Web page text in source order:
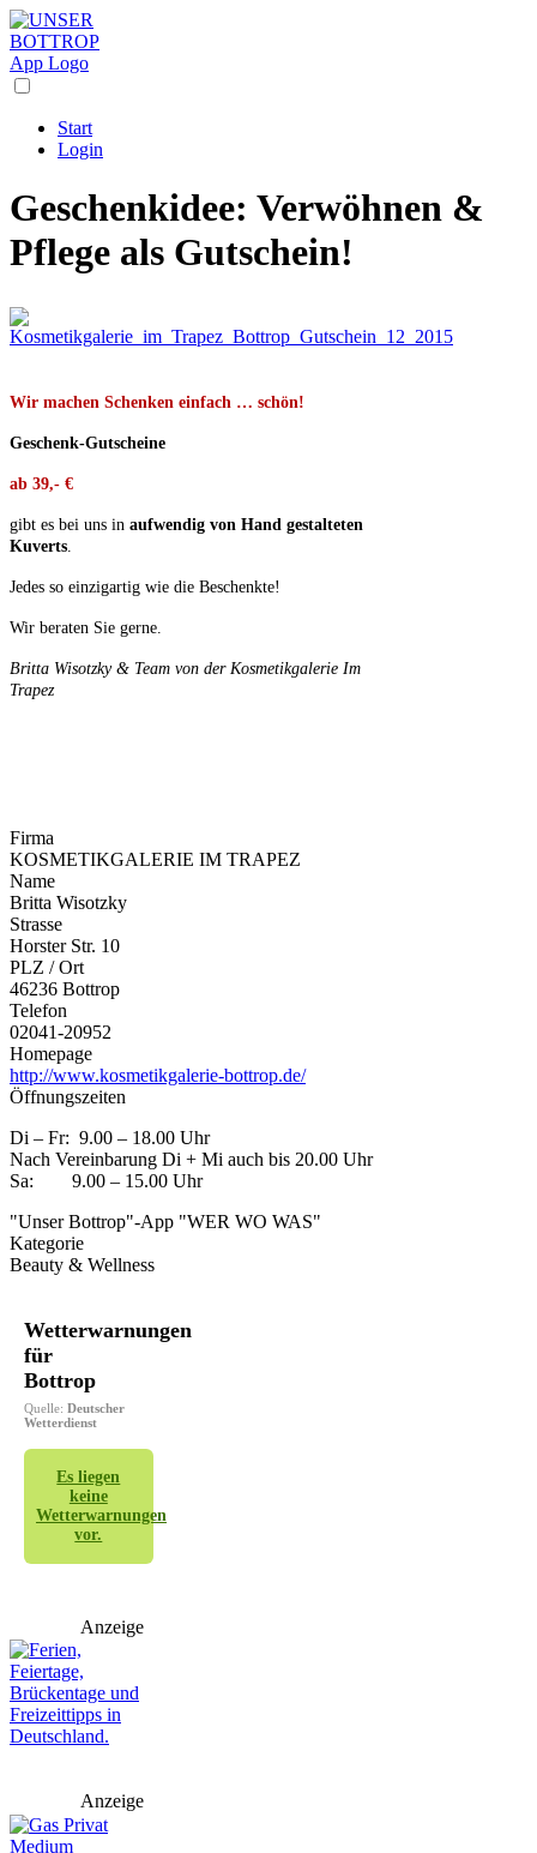
Start
Login
Geschenkidee: Verwöhnen &
Pflege als Gutschein!
Wir machen Schenken einfach … schön!
Geschenk-Gutscheine
ab 39,- €
gibt es bei uns in aufwendig von Hand gestalteten
Kuverts
Jedes so einzigartig wie die Beschenkte!
Wir beraten Sie gerne.
Britta Wisotzky & Team von der Kosmetikgalerie Im
Trapez
Firma
KOSMETIKGALERIE IM TRAPEZ
Name
Britta Wisotzky
Strasse
Horster Str. 10
PLZ / Ort
46236 Bottrop
Telefon
02041-20952
Homepage
http://www.kosmetikgalerie-bottrop.de/
Öffnungszeiten
Di – Fr: 9.00 – 18.00 Uhr
Nach Vereinbarung Di + Mi auch bis 20.00 Uhr
Sa: 9.00 – 15.00 Uhr
"Unser Bottrop"-App "WER WO WAS"
Kategorie
Beauty & Wellness
Wetterwarnungen
für
Bottrop
Quelle: Deutscher
Wetterdienst
Es liegen
keine
Wetterwarnungen
vor.
Anzeige
Anzeige